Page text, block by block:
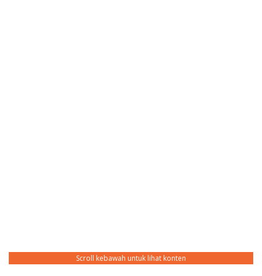
Scroll kebawah untuk lihat konten